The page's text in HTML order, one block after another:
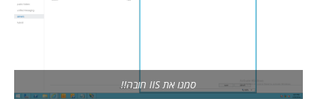
סמנו את IIS חובה!!